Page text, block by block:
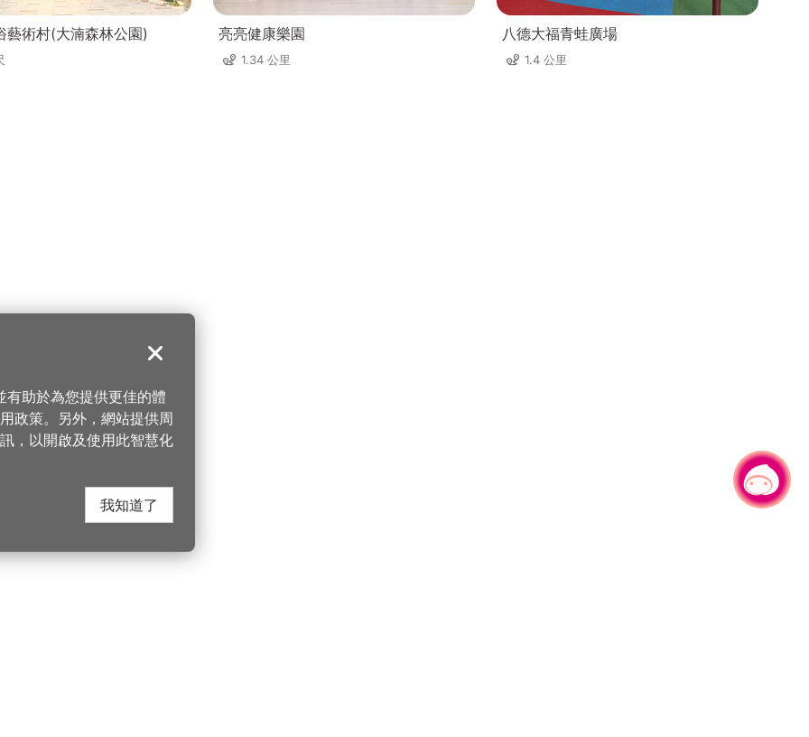
藝術村(大湳森林公園) 亮亮健康樂園
1.34 公里
八德大福青蛙廣場
1.4 公里
關閉
助於為您提供更佳的體
政策。另外，網站提供周
，以開啟及使用此智慧化
我知道了